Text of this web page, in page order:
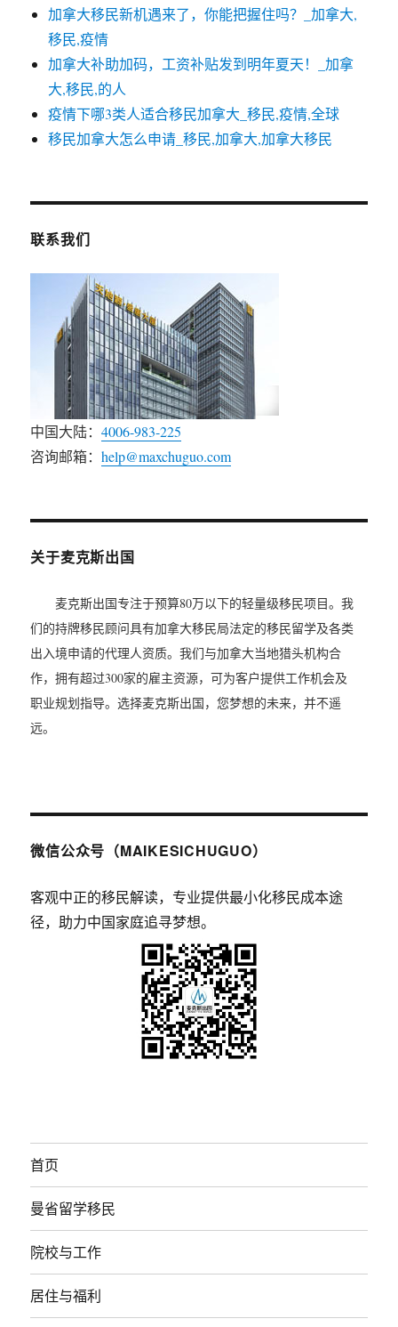
加拿大移民新机遇来了，你能把握住吗？_加拿大,
移民,疫情
加拿大补助加码，工资补贴发到明年夏天！_加拿
大,移民,的人
疫情下哪3类人适合移民加拿大_移民,疫情,全球
移民加拿大怎么申请_移民,加拿大,加拿大移民
联系我们
中国大陆：4006-983-225
咨询邮箱：help@maxchuguo.com
关于麦克斯出国
麦克斯出国专注于预算80万以下的轻量级移民项目。我
们的持牌移民顾问具有加拿大移民局法定的移民留学及各类
出入境申请的代理人资质。我们与加拿大当地猎头机构合
作，拥有超过300家的雇主资源，可为客户提供工作机会及
职业规划指导。选择麦克斯出国，您梦想的未来，并不遥
远。
微信公众号（MAIKESICHUGUO）
客观中正的移民解读，专业提供最小化移民成本途
径，助力中国家庭追寻梦想。
首页
曼省留学移民
院校与工作
居住与福利